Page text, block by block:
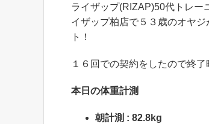
ライザップ(RIZAP)50代トレー
イザップ柏店で５３歳のオヤ
ト！
１６回での契約をしたので終
本日の体重計測
朝計測 : 82.8kg